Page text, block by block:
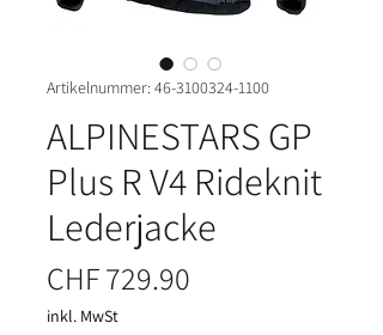
Artikelnummer: 46-3100324-1100
ALPINESTARS GP
Plus R V4 Rideknit
Lederjacke
CHF 729.90
inkl. MwSt